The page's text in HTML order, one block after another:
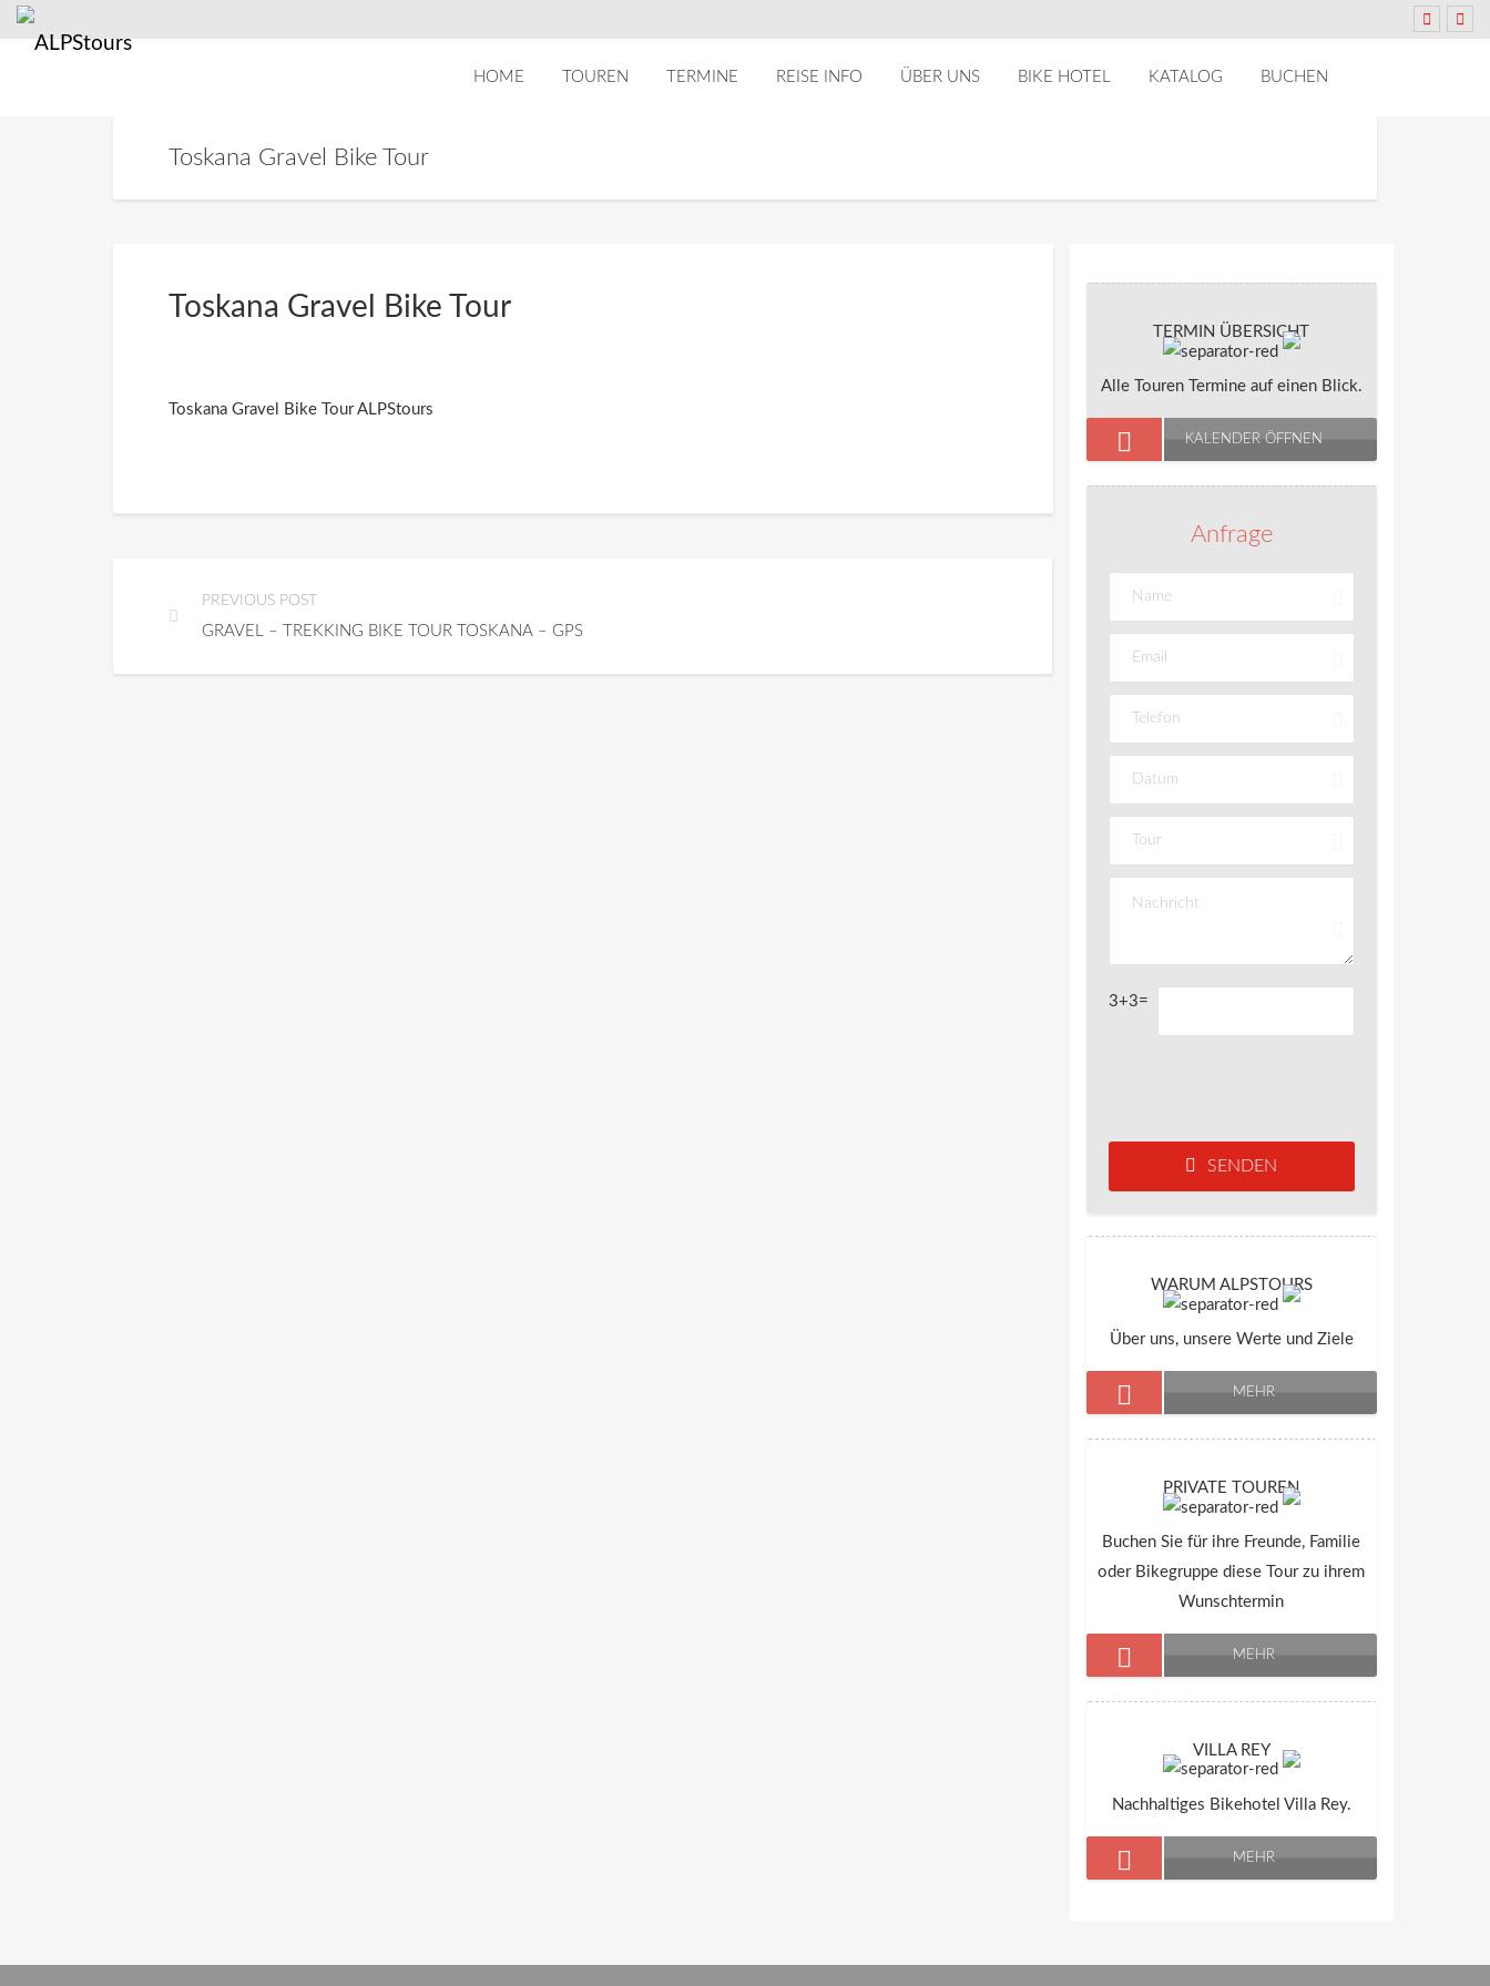
HOME TOUREN TERMINE REISE INFO ÜBER UNS BIKE HOTEL KATALOG BUCHEN
Toskana Gravel Bike Tour
Toskana Gravel Bike Tour
Toskana Gravel Bike Tour ALPStours
PREVIOUS POST
GRAVEL – TREKKING BIKE TOUR TOSKANA – GPS
TERMIN ÜBERSICHT
Alle Touren Termine auf einen Blick.
KALENDER ÖFFNEN
Anfrage
3+3=
SENDEN
WARUM ALPSTOURS
Über uns, unsere Werte und Ziele
MEHR
PRIVATE TOUREN
Buchen Sie für ihre Freunde, Familie
oder Bikegruppe diese Tour zu ihrem
Wunschtermin
MEHR
VILLA REY
Nachhaltiges Bikehotel Villa Rey.
MEHR